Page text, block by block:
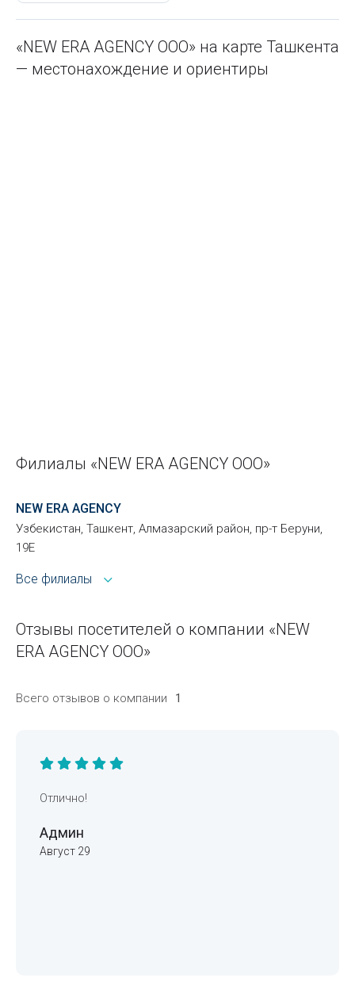
«NEW ERA AGENCY ООО» на карте Ташкента
— местонахождение и ориентиры
Филиалы «NEW ERA AGENCY ООО»
NEW ERA AGENCY
Узбекистан, Ташкент, Алмазарский район, пр-т Беруни,
19Е
Все филиалы
Отзывы посетителей о компании «NEW
ERA AGENCY ООО»
Всего отзывов о компании 1
Отлично!
Админ
Август 29